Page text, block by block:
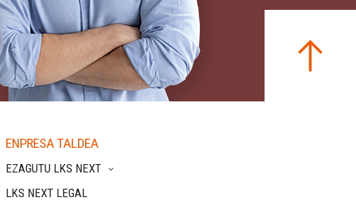
ENPRESA TALDEA
EZAGUTU LKS NEXT
LKS NEXT LEGAL